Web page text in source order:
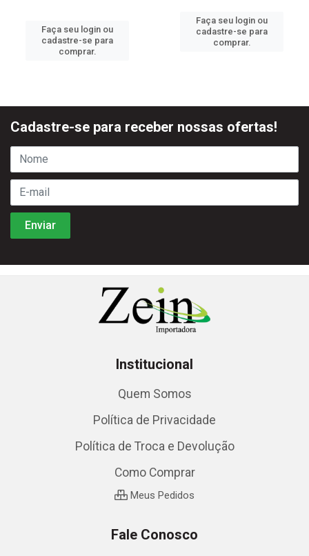
Faça seu login ou
cadastre-se para
comprar.
Faça seu login ou
cadastre-se para
comprar.
Cadastre-se para receber nossas ofertas!
Institucional
Quem Somos
Política de Privacidade
Política de Troca e Devolução
Como Comprar
Meus Pedidos
Fale Conosco